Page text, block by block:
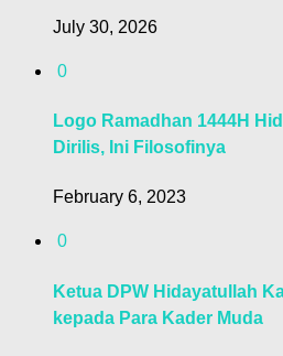
July 30, 2026
0
Logo Ramadhan 1444H
Dirilis, Ini Filosofinya
February 6, 2023
0
Ketua DPW Hidayatullah
kepada Para Kader Muda